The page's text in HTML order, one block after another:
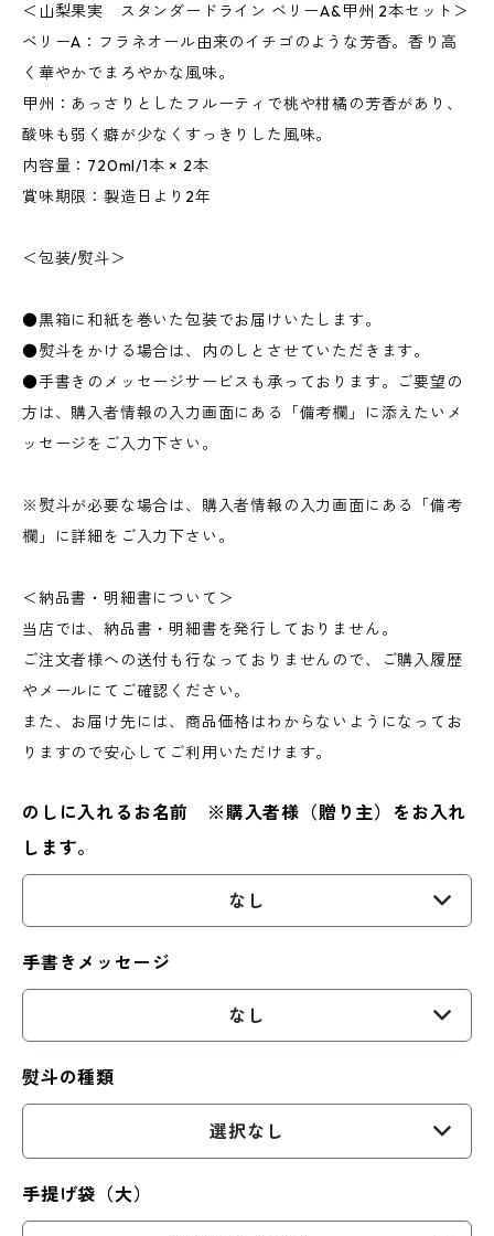
＜山梨果実 スタンダードライン ベリーA&甲州 2本セット＞
ベリーA：フラネオール由来のイチゴのような芳香。香り高
く華やかでまろやかな風味。
甲州：あっさりとしたフルーティで桃や柑橘の芳香があり、
酸味も弱く癖が少なくすっきりした風味。
内容量：720ml/1本 × 2本
賞味期限：製造日より2年
＜包装/熨斗＞
●黒箱に和紙を巻いた包装でお届けいたします。
●熨斗をかける場合は、内のしとさせていただきます。
●手書きのメッセージサービスも承っております。ご要望の
方は、購入者情報の入力画面にある「備考欄」に添えたいメ
ッセージをご入力下さい。
※熨斗が必要な場合は、購入者情報の入力画面にある「備考
欄」に詳細をご入力下さい。
＜納品書・明細書について＞
当店では、納品書・明細書を発行しておりません。
ご注文者様への送付も行なっておりませんので、ご購入履歴
やメールにてご確認ください。
また、お届け先には、商品価格はわからないようになってお
りますので安心してご利用いただけます。
のしに入れるお名前 ※購入者様（贈り主）をお入れ
します。
なし
手書きメッセージ
なし
熨斗の種類
選択なし
手提げ袋（大）